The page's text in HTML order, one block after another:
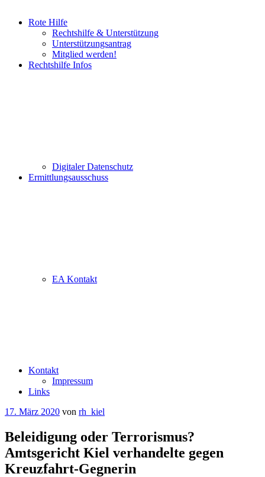
Rote Hilfe
Rechtshilfe & Unterstützung
Unterstützungsantrag
Mitglied werden!
Rechtshilfe Infos
Digitaler Datenschutz
Ermittlungsausschuss
EA Kontakt
Kontakt
Impressum
Links
Veröffentlicht
17. März 2020 von rh_kiel
Beleidigung oder Terrorismus?
Amtsgericht Kiel verhandelte gegen
Kreuzfahrt-Gegnerin